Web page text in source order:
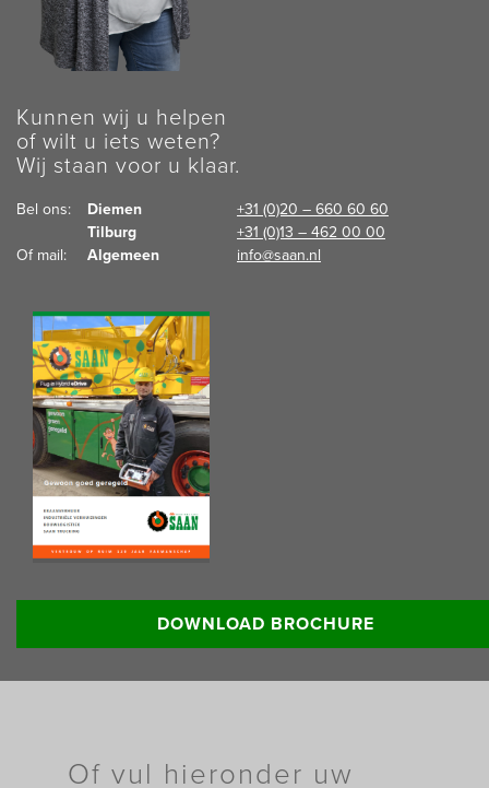
Kunnen wij u helpen
of wilt u iets weten?
Wij staan voor u klaar.
Bel ons: Diemen
+31 (0)20 – 660 60 60
Tilburg
+31 (0)13 – 462 00 00
Of mail:
Algemeen info@saan.nl
Lees meer informatie:DOWNLOAD BROCHURE
Of vul hieronder uw